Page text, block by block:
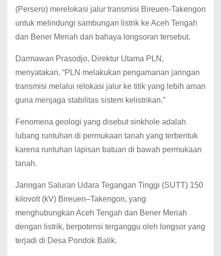
(Persero) merelokasi jalur transmisi Bireuen-Takengon
untuk melindungi sambungan listrik ke Aceh Tengah
dan Bener Meriah dari bahaya longsoran tersebut.
Darmawan Prasodjo, Direktur Utama PLN,
menyatakan, “PLN melakukan pengamanan jaringan
transmisi melalui relokasi jalur ke titik yang lebih aman
guna menjaga stabilitas sistem kelistrikan.”
Fenomena geologi yang disebut sinkhole adalah
lubang runtuhan di permukaan tanah yang terbentuk
karena runtuhan lapisan batuan di bawah permukaan
tanah.
Jaringan Saluran Udara Tegangan Tinggi (SUTT) 150
kilovolt (kV) Bireuen–Takengon, yang
menghubungkan Aceh Tengah dan Bener Meriah
dengan listrik, berpotensi terganggu oleh longsor yang
terjadi di Desa Pondok Balik.